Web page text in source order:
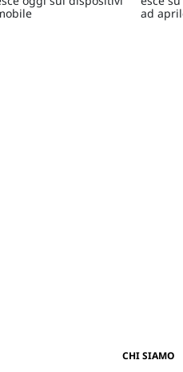
ad
CHI SIAMO